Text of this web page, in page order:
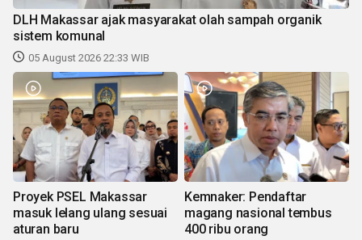
DLH Makassar ajak masyarakat olah sampah organik
sistem komunal
05 August 2026 22:33 WIB
Proyek PSEL Makassar
masuk lelang ulang sesuai
aturan baru
Kemnaker: Pendaftar
magang nasional tembus
400 ribu orang